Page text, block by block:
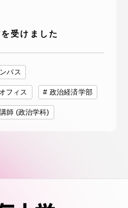
受けました
パス
フィス 政治経済学部
師 (政治学科)